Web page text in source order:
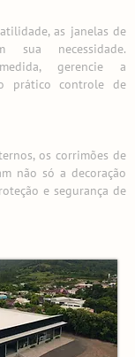
as janelas de
sua necessidade.
gerencie a
prático controle de
os corrimões de
não só a decoração
e segurança de